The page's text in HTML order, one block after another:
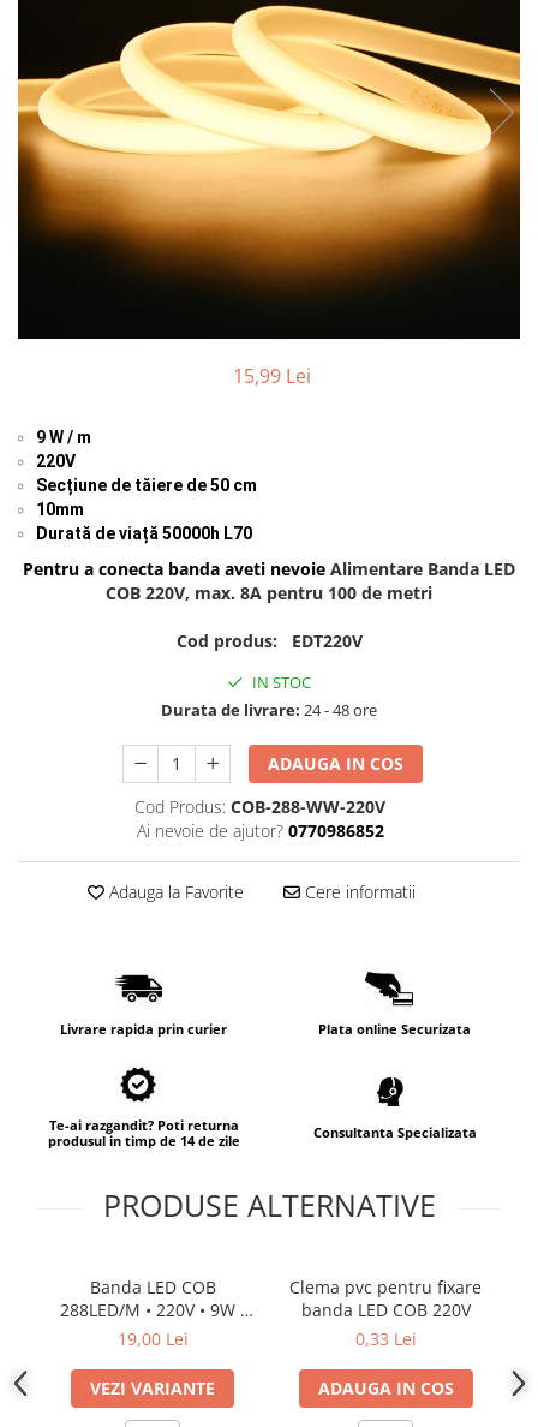
Comutatoare / Detectoare PIR
Buton on off
Senzori de miscare
Stechere si Cuple
15,99 Lei
9 W / m
220V
Secțiune de tăiere de 50 cm
10mm
Durată de viață 50000h L70
Pentru a conecta banda aveti nevoie Alimentare Banda LED
COB 220V, max. 8A pentru 100 de metri
Cod produs: EDT220V
IN STOC
Durata de livrare: 24 - 48 ore
ADAUGA IN COS
Cod Produs: COB-288-WW-220V
Ai nevoie de ajutor? 0770986852
Adauga la Favorite Cere informatii
Livrare rapida prin curier Plata online Securizata
Te-ai razgandit? Poti returna
produsul in timp de 14 de zile
Consultanta Specializata
PRODUSE ALTERNATIVE
Banda LED COB
288LED/M • 220V • 9W •
color • IP67 • 600lm •
19,00 Lei
VEZI VARIANTE
Clema pvc pentru fixare
banda LED COB 220V
0,33 Lei
ADAUGA IN COS